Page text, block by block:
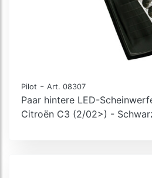
Pilot - Art. 08307
Paar hintere LED-
Citroën C3 (2/02>) -